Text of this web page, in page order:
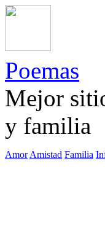
Poemas
Mejor
y familia
Amor Amistad Familia